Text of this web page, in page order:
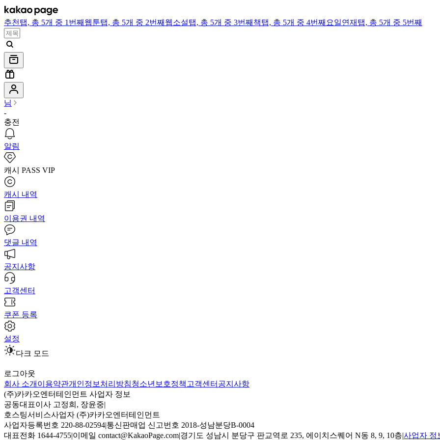
추천 탭, 총 5개 중 1번째 웹툰탭, 총 5개 중 2번째 웹소설탭, 총 5개 중 3번째 책탭, 총 5개 중 4번째 요일연재 탭, 총 5개 중 5번째
님
-
충전
알림
캐시 PASS VIP
캐시 내역
이용권 내역
댓글 내역
공지사항
고객센터
쿠폰 등록
설정
다크 모드
로그아웃
회사 소개 이용약관개인정보처리방침청소년보호정책 고객센터 공지사항
(주)카카오엔터테인먼트 사업자 정보
공동대표이사 고정희, 장윤중|
호스팅서비스사업자 (주)카카오엔터테인먼트
사업자등록번호 220-88-02594|통신판매업 신고번호 2018-성남분당B-0004
대표전화 1644-4755|이메일 contact@KakaoPage.com|경기도 성남시 분당구 판교역로 235, 에이치스퀘어 N동 8, 9, 10층|사업자 정